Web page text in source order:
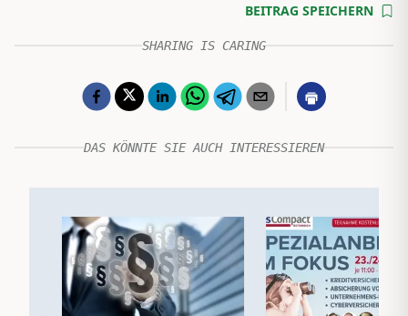
BEITRAG SPEICHERN
SHARING IS CARING
DAS KÖNNTE SIE AUCH INTERESSIEREN